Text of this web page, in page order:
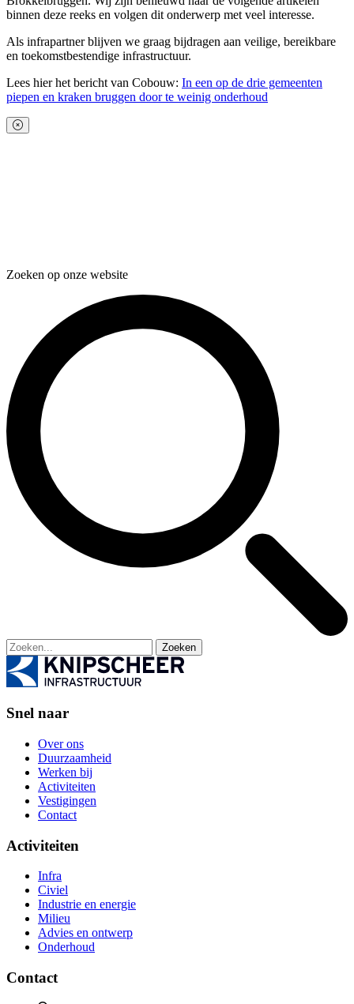
binnen deze reeks en volgen dit onderwerp met veel interesse.
Als infrapartner blijven we graag bijdragen aan veilige, bereikbare
en toekomstbestendige infrastructuur.
Lees hier het bericht van Cobouw: In een op de drie gemeenten
piepen en kraken bruggen door te weinig onderhoud
Zoeken op onze website
Zoeken
Snel naar
Over ons
Duurzaamheid
Werken bij
Activiteiten
Vestigingen
Contact
Activiteiten
Infra
Civiel
Industrie en energie
Milieu
Advies en ontwerp
Onderhoud
Contact